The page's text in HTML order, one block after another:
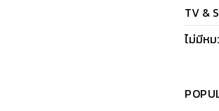
TV &
ไม่มีห